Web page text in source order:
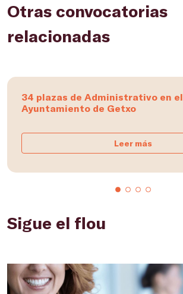
Otras convocatorias
relacionadas
34 plazas de Administrativo en el
Ayuntamiento de Getxo
Leer más
Sigue el flou